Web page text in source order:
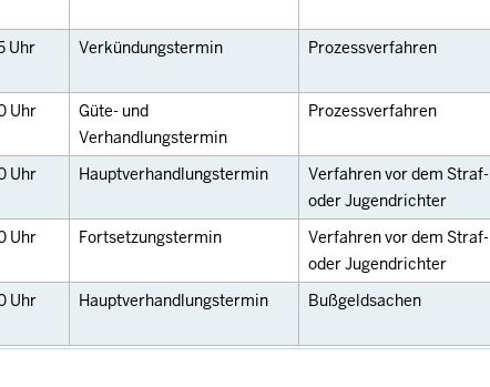
Uhr Verkündungstermin Prozessverfahren
Uhr
Güte- und
Verhandlungstermin
Prozessverfahren
Uhr Hauptverhandlungstermin
Verfahren vor dem Straf-
oder Jugendrichter
Uhr Fortsetzungstermin
Verfahren vor dem Straf-
oder Jugendrichter
Uhr Hauptverhandlungstermin Bußgeldsachen